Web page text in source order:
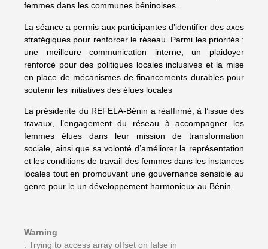
femmes dans les communes béninoises.
La séance a permis aux participantes d’identifier des axes
stratégiques pour renforcer le réseau. Parmi les priorités :
une meilleure communication interne, un plaidoyer
renforcé pour des politiques locales inclusives et la mise
en place de mécanismes de financements durables pour
soutenir les initiatives des élues locales
La présidente du REFELA-Bénin a réaffirmé, à l’issue des
travaux, l’engagement du réseau à accompagner les
femmes élues dans leur mission de transformation
sociale, ainsi que sa volonté d’améliorer la représentation
et les conditions de travail des femmes dans les instances
locales tout en promouvant une gouvernance sensible au
genre pour le un développement harmonieux au Bénin.
Warning
: Trying to access array offset on false in